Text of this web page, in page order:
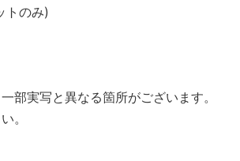
トのみ)
部実写と異なる箇所がございます。
。